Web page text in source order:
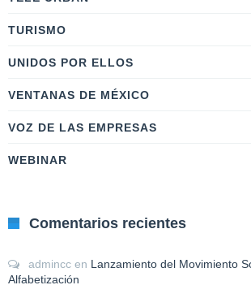
TURISMO
UNIDOS POR ELLOS
VENTANAS DE MÉXICO
VOZ DE LAS EMPRESAS
WEBINAR
Comentarios recientes
admincc en Lanzamiento del Movimiento
Alfabetización